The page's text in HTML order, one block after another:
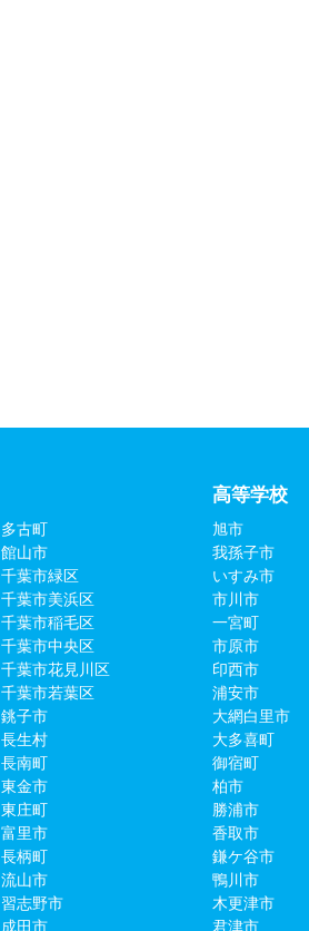
多古町
館山市
千葉市緑区
千葉市美浜区
千葉市稲毛区
千葉市中央区
千葉市花見川区
千葉市若葉区
銚子市
長生村
長南町
東金市
東庄町
富里市
長柄町
流山市
習志野市
成田市
高等学校
旭市
我孫子市
いすみ市
市川市
一宮町
市原市
印西市
浦安市
大網白里市
大多喜町
御宿町
柏市
勝浦市
香取市
鎌ケ谷市
鴨川市
木更津市
君津市